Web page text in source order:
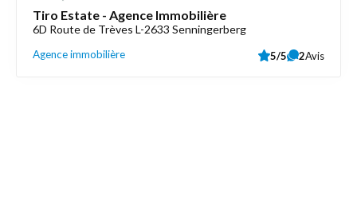
Tiro Estate - Agence Immobilière
6D Route de Trèves L-2633 Senningerberg
Agence immobilière 5/5 2Avis